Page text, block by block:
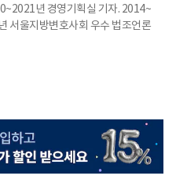
년 경영기획실 기자. 2014~
서울지방변호사회 우수 법조언론